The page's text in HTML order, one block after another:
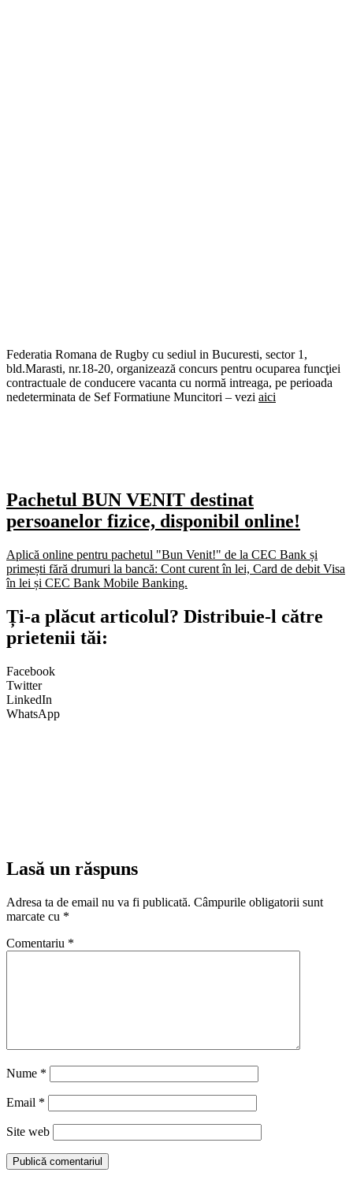
Federatia Romana de Rugby cu sediul in Bucuresti, sector 1,
bld.Marasti, nr.18-20, organizează concurs pentru ocuparea funcţiei
contractuale de conducere vacanta cu normă intreaga, pe perioada
nedeterminata de Sef Formatiune Muncitori – vezi aici
Pachetul BUN VENIT destinat
persoanelor fizice, disponibil online!
Aplică online pentru pachetul "Bun Venit!" de la CEC Bank și
primești fără drumuri la bancă: Cont curent în lei, Card de debit Visa
în lei și CEC Bank Mobile Banking.​
Ți-a plăcut articolul? Distribuie-l către
prietenii tăi:
Facebook
Twitter
LinkedIn
WhatsApp
Lasă un răspuns
Adresa ta de email nu va fi publicată. Câmpurile obligatorii sunt
marcate cu *
Comentariu *
Nume *
Email *
Site web